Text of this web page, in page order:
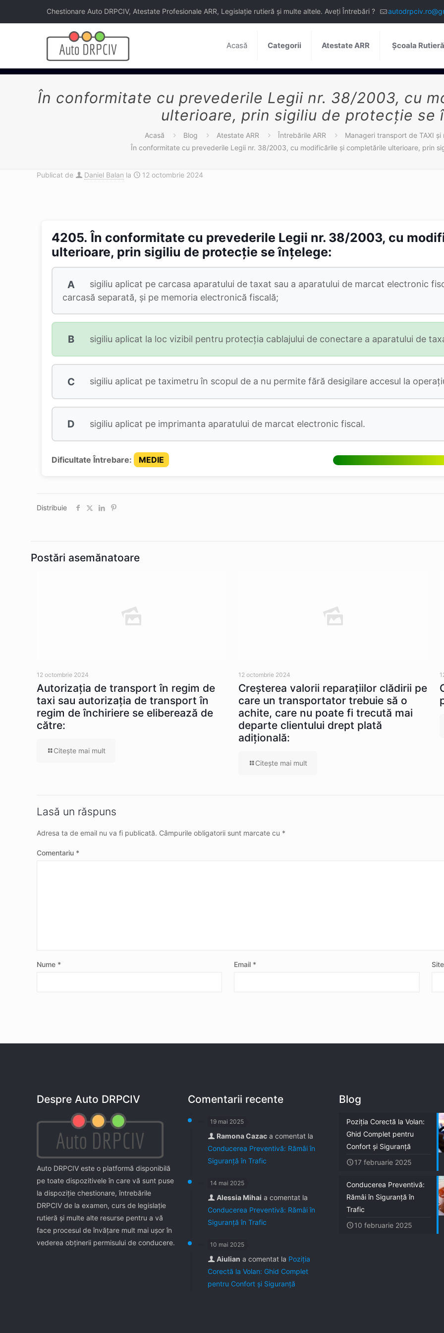
Chestionare Auto DRPCIV, Atestate Profesionale ARR, Legislație rutieră și multe altele. Aveți Întrebări ?
Acasă Categorii Atestate ARR Școala
În conformitate cu prevederile Legii nr. 38/2003, cu
ulterioare, prin sigiliu de protecție se
Acasă Blog Atestate ARR Întrebările ARR
Manageri transport de TAXI
În conformitate cu prevederile Legii nr. 38/2003, cu modificările și completările ulterioare, prin
Publicat de Daniel Balan la 12 octombrie 2024
4205. În conformitate cu prevederile Legii nr. 38/2003, cu
ulterioare, prin sigiliu de protecție se înțelege:
A
sigiliu aplicat pe carcasa aparatului de taxat sau a aparatului de marcat electronic
carcasă separată, şi pe memoria electronică fiscală;
B sigiliu aplicat la loc vizibil pentru protecţia cablajului de conectare a aparatului de
C sigiliu aplicat pe taximetru în scopul de a nu permite fără desigilare accesul la
D sigiliu aplicat pe imprimanta aparatului de marcat electronic fiscal.
Dificultate Întrebare: MEDIE
Distribuie
Postări asemănatoare
12 octombrie 2024
Autorizaţia de transport în regim de
taxi sau autorizaţia de transport în
regim de închiriere se eliberează de
către:
Citeşte mai mult
12 octombrie 2024
Creşterea valorii reparaţiilor clădirii pe
care un transportator trebuie să o
achite, care nu poate fi trecută mai
departe clientului drept plată
adiţională:
Citeşte mai mult
Lasă un răspuns
Adresa ta de email nu va fi publicată. Câmpurile obligatorii sunt marcate cu *
Comentariu *
Nume * Email *
Despre Auto DRPCIV
Auto DRPCIV este o platformă disponibilă
pe toate dispozitivele în care vă sunt puse
la dispoziţie chestionare, întrebările
DRPCIV de la examen, curs de legislaţie
rutieră şi multe alte resurse pentru a vă
face procesul de învăţare mult mai uşor în
vederea obţinerii permisului de conducere.
Comentarii recente
19 mai 2025
Ramona Cazac a comentat la
Conducerea Preventivă: Rămâi în
Siguranță în Trafic
14 mai 2025
Alessia Mihai a comentat la
Conducerea Preventivă: Rămâi în
Siguranță în Trafic
10 mai 2025
Aiulian a comentat la Poziția
Corectă la Volan: Ghid Complet
pentru Confort și Siguranță
Blog
Poziția Corectă la Volan:
Ghid Complet pentru
Confort și Siguranță
17 februarie 2025
Conducerea Preventivă:
Rămâi în Siguranță în
Trafic
10 februarie 2025